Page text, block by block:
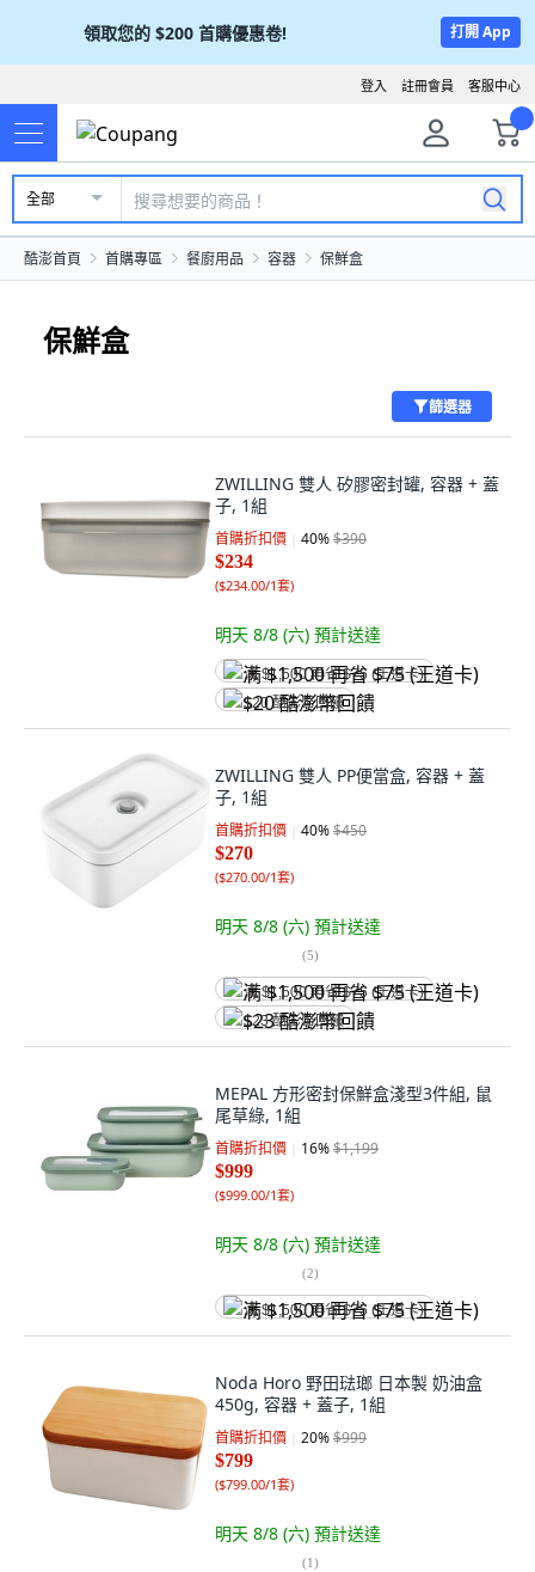
領取您的 $200 首購優惠卷! 打開 App
客服中心
註冊會員
登入
全部
酷澎首頁 首購專區 餐廚用品 容器 保鮮盒
保鮮盒
篩選器
ZWILLING 雙人 矽膠密封罐, 容器 + 蓋
子, 1組
首購折扣價 40%$390
$234
($234.00/1套)
明天 8/8 (六) 預計送達
满 $1,500 再省 $75 (王道卡)
$20 酷澎幣回饋
ZWILLING 雙人 PP便當盒, 容器 + 蓋
子, 1組
首購折扣價 40%$450
$270
($270.00/1套)
明天 8/8 (六) 預計送達
(5)
满 $1,500 再省 $75 (王道卡)
$23 酷澎幣回饋
MEPAL 方形密封保鮮盒淺型3件組, 鼠
尾草綠, 1組
首購折扣價 16%$1,199
$999
($999.00/1套)
明天 8/8 (六) 預計送達
(2)
满 $1,500 再省 $75 (王道卡)
Noda Horo 野田琺瑯 日本製 奶油盒
450g, 容器 + 蓋子, 1組
首購折扣價 20%$999
$799
($799.00/1套)
明天 8/8 (六) 預計送達
(1)